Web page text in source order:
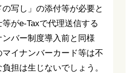
写し」の添付等が必要と
がe-Taxで代理送信する
バー制度導入前と同様
イナンバーカード等は不
担は生じないでしょう。